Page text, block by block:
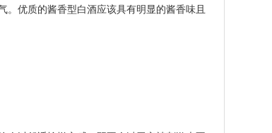
优质的酱香型白酒应该具有明显的酱香味且